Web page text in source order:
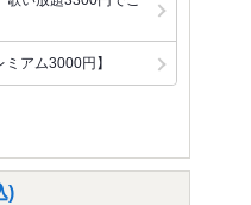
アム3000円】
)